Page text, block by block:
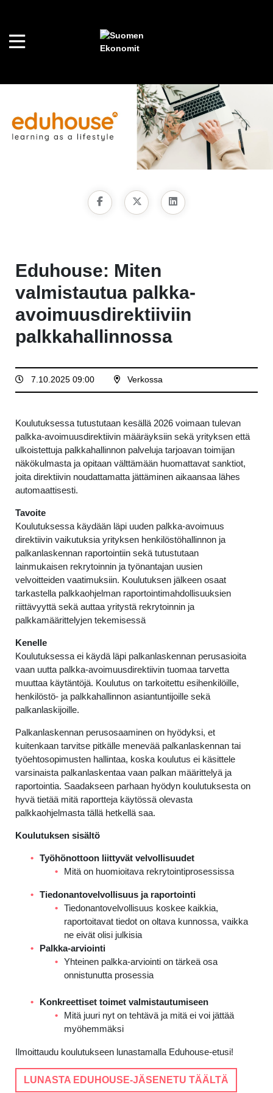
Eduhouse: Miten
valmistautua palkka-
avoimuusdirektiiviin
palkkahallinnossa
7.10.2025 09:00 Verkossa
Koulutuksessa tutustutaan kesällä 2026 voimaan tulevan
palkka-avoimuusdirektiivin määräyksiin sekä yrityksen että
ulkoistettuja palkkahallinnon palveluja tarjoavan toimijan
näkökulmasta ja opitaan välttämään huomattavat sanktiot,
joita direktiivin noudattamatta jättäminen aikaansaa lähes
automaattisesti.
Tavoite
Koulutuksessa käydään läpi uuden palkka-avoimuus
direktiivin vaikutuksia yrityksen henkilöstöhallinnon ja
palkanlaskennan raportointiin sekä tutustutaan
lainmukaisen rekrytoinnin ja työnantajan uusien
velvoitteiden vaatimuksiin. Koulutuksen jälkeen osaat
tarkastella palkkaohjelman raportointimahdollisuuksien
riittävyyttä sekä auttaa yritystä rekrytoinnin ja
palkkamäärittelyjen tekemisessä
Kenelle
Koulutuksessa ei käydä läpi palkanlaskennan perusasioita
vaan uutta palkka-avoimuusdirektiivin tuomaa tarvetta
muuttaa käytäntöjä. Koulutus on tarkoitettu esihenkilöille,
henkilöstö- ja palkkahallinnon asiantuntijoille sekä
palkanlaskijoille.
Palkanlaskennan perusosaaminen on hyödyksi, et
kuitenkaan tarvitse pitkälle menevää palkanlaskennan tai
työehtosopimusten hallintaa, koska koulutus ei käsittele
varsinaista palkanlaskentaa vaan palkan määrittelyä ja
raportointia. Saadakseen parhaan hyödyn koulutuksesta on
hyvä tietää mitä raportteja käytössä olevasta
palkkaohjelmasta tällä hetkellä saa.
Koulutuksen sisältö
Työhönottoon liittyvät velvollisuudet
Mitä on huomioitava rekrytointiprosessissa
Tiedonantovelvollisuus ja raportointi
Tiedonantovelvollisuus koskee kaikkia,
raportoitavat tiedot on oltava kunnossa, vaikka
ne eivät olisi julkisia
Palkka-arviointi
Yhteinen palkka-arviointi on tärkeä osa
onnistunutta prosessia
Konkreettiset toimet valmistautumiseen
Mitä juuri nyt on tehtävä ja mitä ei voi jättää
myöhemmäksi
Ilmoittaudu koulutukseen lunastamalla Eduhouse-etusi!
LUNASTA EDUHOUSE-JÄSENETU TÄÄLTÄ